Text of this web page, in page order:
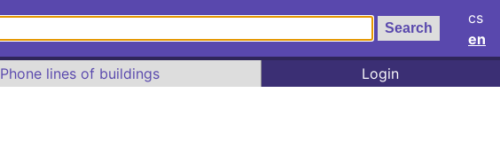
cs
en
Phone lines of buildings Login